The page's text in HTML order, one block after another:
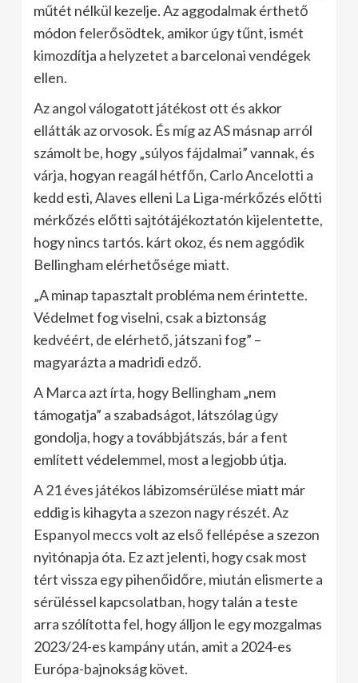
műtét nélkül kezelje. Az aggodalmak érthető
módon felerősödtek, amikor úgy tűnt, ismét
kimozdítja a helyzetet a barcelonai vendégek
ellen.
Az angol válogatott játékost ott és akkor
ellátták az orvosok. És míg az AS másnap arról
számolt be, hogy „súlyos fájdalmai” vannak, és
várja, hogyan reagál hétfőn, Carlo Ancelotti a
kedd esti, Alaves elleni La Liga-mérkőzés előtti
mérkőzés előtti sajtótájékoztatón kijelentette,
hogy nincs tartós. kárt okoz, és nem aggódik
Bellingham elérhetősége miatt.
„A minap tapasztalt probléma nem érintette.
Védelmet fog viselni, csak a biztonság
kedvéért, de elérhető, játszani fog” –
magyarázta a madridi edző.
A Marca azt írta, hogy Bellingham „nem
támogatja” a szabadságot, látszólag úgy
gondolja, hogy a továbbjátszás, bár a fent
említett védelemmel, most a legjobb útja.
A 21 éves játékos lábizomsérülése miatt már
eddig is kihagyta a szezon nagy részét. Az
Espanyol meccs volt az első fellépése a szezon
nyitónapja óta. Ez azt jelenti, hogy csak most
tért vissza egy pihenőidőre, miután elismerte a
sérüléssel kapcsolatban, hogy talán a teste
arra szólította fel, hogy álljon le egy mozgalmas
2023/24-es kampány után, amit a 2024-es
Európa-bajnokság követ.